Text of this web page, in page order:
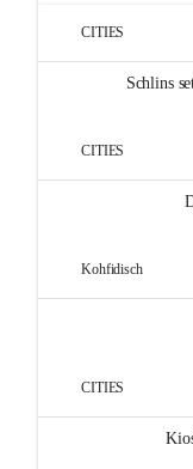
CITIES
Schlins
CITIES
Kohfidisch
CITIES